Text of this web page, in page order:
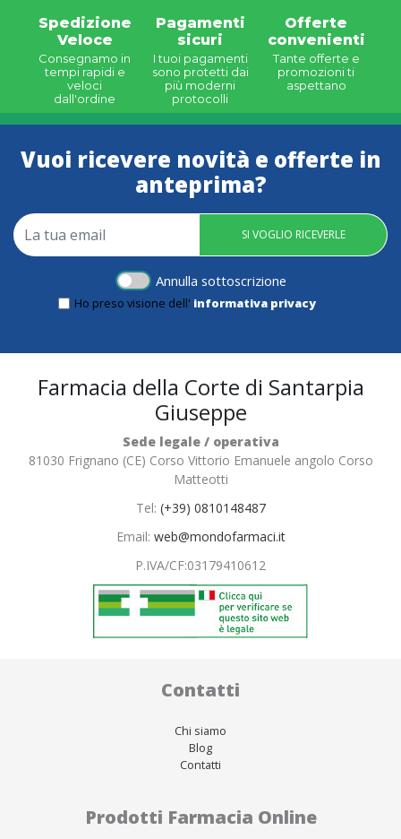
Spedizione
Veloce
Consegnamo in
tempi rapidi e
veloci
dall'ordine
Pagamenti
sicuri
I tuoi pagamenti
sono protetti dai
più moderni
protocolli
Offerte
convenienti
Tante offerte e
promozioni ti
aspettano
Vuoi ricevere novità e offerte in
anteprima?
SI VOGLIO RICEVERLE
Ho preso visione dell' informativa privacy
Annulla sottoscrizione
Farmacia della Corte di Santarpia
Giuseppe
Sede legale / operativa
81030 Frignano (CE) Corso Vittorio Emanuele angolo Corso
Matteotti
Tel: (+39) 0810148487
Email: web@mondofarmaci.it
P.IVA/CF:03179410612
Contatti
Chi siamo
Blog
Contatti
Prodotti Farmacia Online